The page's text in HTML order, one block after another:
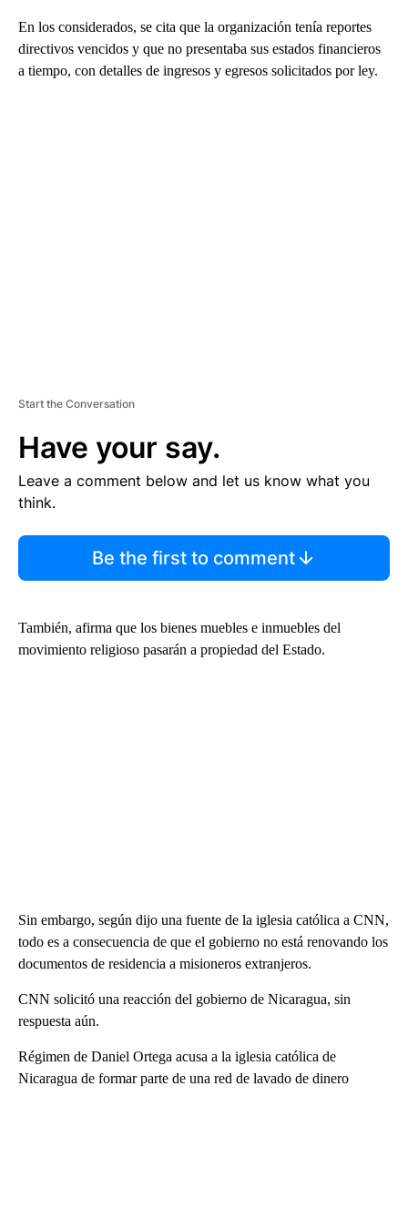
En los considerados, se cita que la organización tenía reportes
directivos vencidos y que no presentaba sus estados financieros
a tiempo, con detalles de ingresos y egresos solicitados por ley.
Start the Conversation
Have your say.
Leave a comment below and let us know what you
think.
Be the first to comment
También, afirma que los bienes muebles e inmuebles del
movimiento religioso pasarán a propiedad del Estado.
Sin embargo, según dijo una fuente de la iglesia católica a CNN,
todo es a consecuencia de que el gobierno no está renovando los
documentos de residencia a misioneros extranjeros.
CNN solicitó una reacción del gobierno de Nicaragua, sin
respuesta aún.
Régimen de Daniel Ortega acusa a la iglesia católica de
Nicaragua de formar parte de una red de lavado de dinero